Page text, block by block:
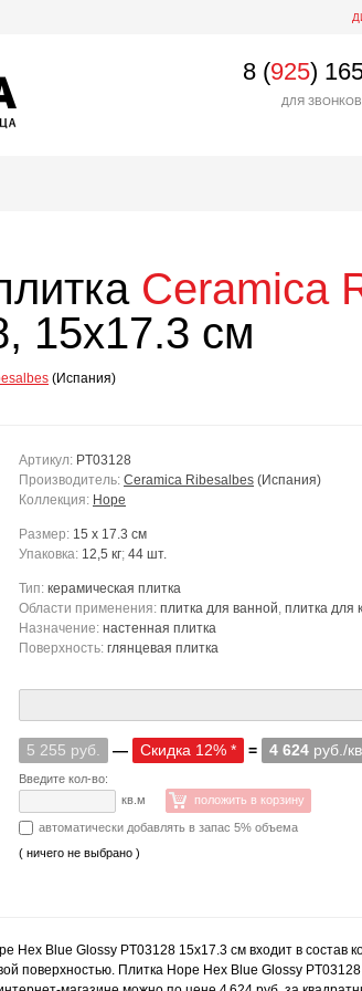
8 (925)
ДЛЯ
Ceramica
15x17.3 см
(Испания)
Артикул: PT03128
Производитель: Ceramica Ribesalbes (Испания)
Коллекция: Hope
Размер: 15 x 17.3 см
Упаковка: 12,5 кг; 44 шт.
Тип: керамическая плитка
Области применения: плитка для ванной, плитка для
Назначение: настенная плитка
Поверхность: глянцевая плитка
5 255 руб. — Скидка 12% * = 4 624 руб./
Введите кол-во:
кв.м
положить в корзину
автоматически добавлять в запас 5% объема
( ничего не выбрано )
Hex Blue Glossy PT03128 15x17.3 см входит в
поверхностью. Плитка Hope Hex Blue Glossy